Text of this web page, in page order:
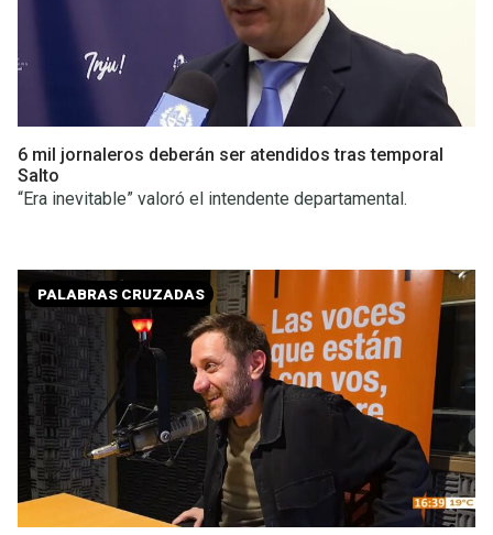
6 mil jornaleros deberán ser atendidos tras temporal
Salto
“Era inevitable” valoró el intendente departamental.
PALABRAS CRUZADAS